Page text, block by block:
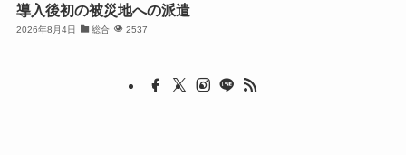
導入後初の被災地への派遣
2026年8月4日 総合 2537